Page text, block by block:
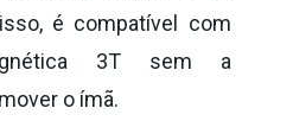
é compatível com
3T sem a
o ímã.